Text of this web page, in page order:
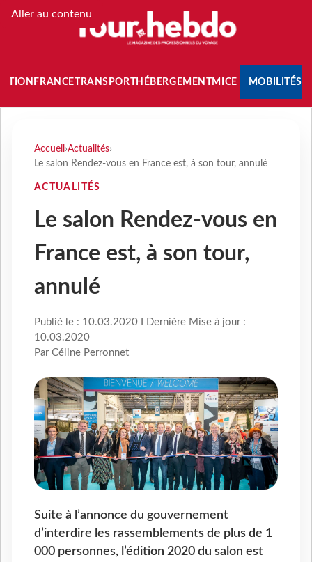
Aller au contenu
FRANCETRANSPORT HÉBERGEMENTMICE MOBILITÉS
Accueil ›Actualités›
Le salon Rendez-vous en France est, à son tour, annulé
ACTUALITÉS
Le salon Rendez-vous en
France est, à son tour,
annulé
Publié le : 10.03.2020 I Dernière Mise à jour :
10.03.2020
Par Céline Perronnet
Suite à l’annonce du gouvernement
d’interdire les rassemblements de plus de 1
000 personnes, l’édition 2020 du salon est